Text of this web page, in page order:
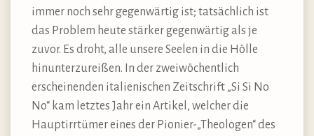
immer noch sehr gegenwärtig ist; tatsächlich ist
das Problem heute stärker gegenwärtig als je
zuvor. Es droht, alle unsere Seelen in die Hölle
hinunterzureißen. In der zweiwöchentlich
erscheinenden italienischen Zeitschrift „Si Si No
No“ kam letztes Jahr ein Artikel, welcher die
Hauptirrtümer eines der Pionier-„Theologen“ des